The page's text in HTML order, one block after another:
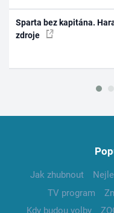
Sparta bez kapitána.
zdroje
Jak zhubnout
TV program
Kdy budou volby